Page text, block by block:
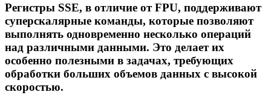
Регистры SSE, в отличие от FPU, поддерживают
суперскалярные команды, которые позволяют
выполнять одновременно несколько операций
над различными данными. Это делает их
особенно полезными в задачах, требующих
обработки больших объемов данных с высокой
скоростью.